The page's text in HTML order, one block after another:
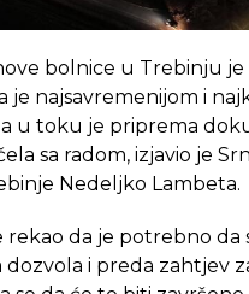
pozvao investitore
radna mjesta za
– Dalekovod pred
65 miliona eura
bolnice u Trebinju je
je najsavremenijom i
u toku je priprema
sa radom, izjavio je
Nedeljko Lambeta.
rekao da je potrebno da
i preda zahtjev